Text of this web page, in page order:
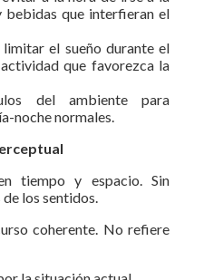
bebidas que interfieran el
el sueño durante el
que favorezca la
del ambiente para
noche normales.
tiempo y espacio. Sin
los sentidos.
coherente. No refiere